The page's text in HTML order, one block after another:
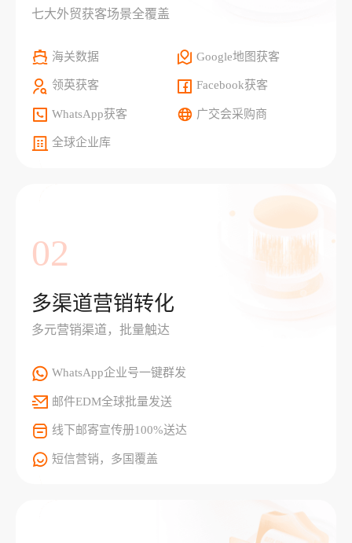
七大外贸获客场景全覆盖
海关数据 Google地图获客
领英获客 Facebook获客
WhatsApp获客 广交会采购商
全球企业库
02
多渠道营销转化
多元营销渠道，批量触达
WhatsApp企业号一键群发
邮件EDM全球批量发送
线下邮寄宣传册100%送达
短信营销，多国覆盖